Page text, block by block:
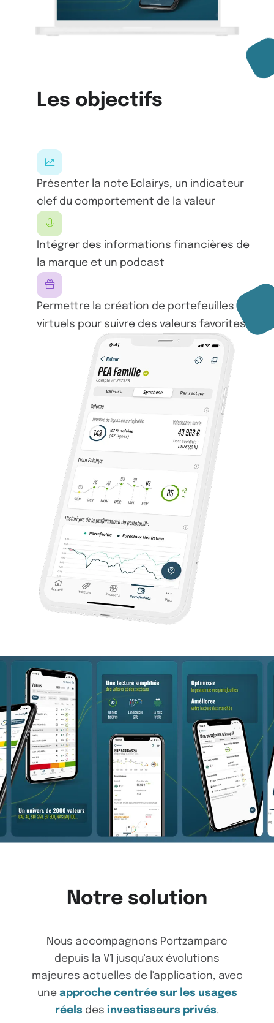
Les objectifs
Présenter la note Eclairys, un indicateur
clef du comportement de la valeur
Intégrer des informations financières de
la marque et un podcast
Permettre la création de portefeuilles
virtuels pour suivre des valeurs favorites
Notre solution
Nous accompagnons Portzamparc
depuis la V1 jusqu'aux évolutions
majeures actuelles de l'application, avec
une approche centrée sur les usages
réels des investisseurs privés.